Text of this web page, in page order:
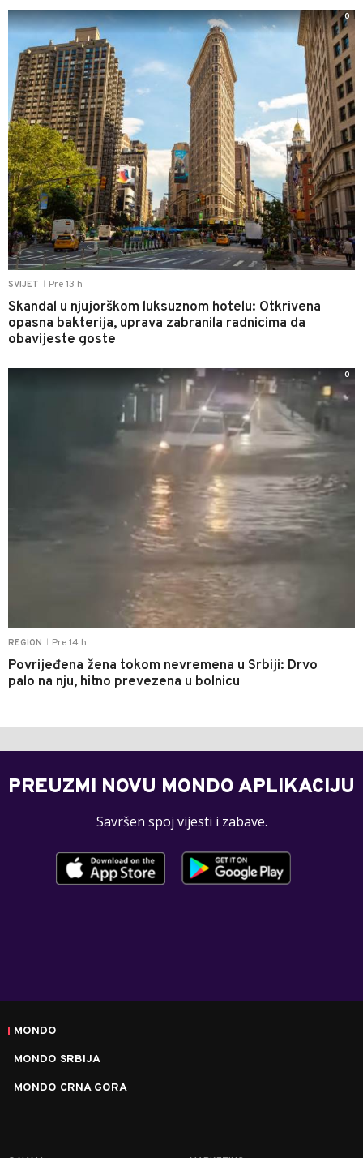
SVIJET Pre 13 h
Skandal u njujorškom luksuznom hotelu: Otkrivena
opasna bakterija, uprava zabranila radnicima da
obavijeste goste
0
REGION Pre 14 h
Povrijeđena žena tokom nevremena u Srbiji: Drvo
palo na nju, hitno prevezena u bolnicu
0
PREUZMI NOVU MONDO APLIKACIJU
Savršen spoj vijesti i zabave.
MONDO
MONDO SRBIJA
MONDO CRNA GORA